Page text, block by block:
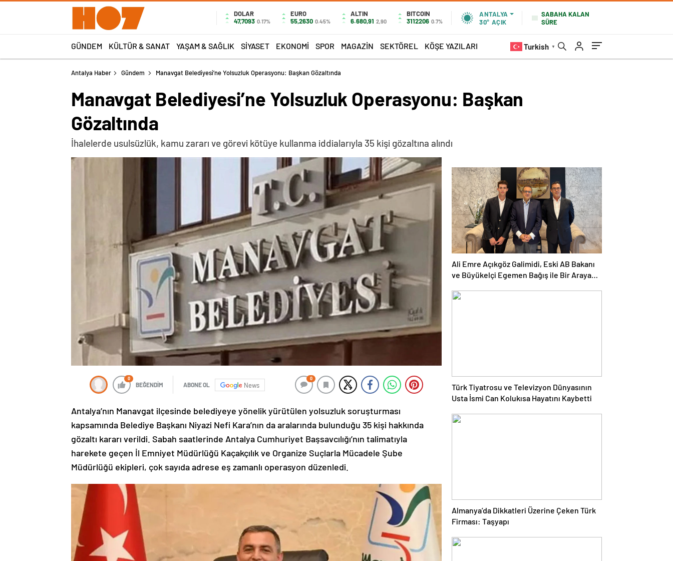
DOLAR
47,7093 0.17%
EURO
55,2630 0.45%
ALTIN
6.680,91 2,90
BITCOIN
3112206 0.7%
ANTALYA
30° AÇIK
SABAHA KALAN
SÜRE
GÜNDEM KÜLTÜR & SANAT YAŞAM & SAĞLIK SIYASET EKONOMI SPOR MAGAZIN SEKTÖREL KÖŞE YAZILARI Turkish ▼
Antalya Haber Gündem Manavgat Belediyesi’ne Yolsuzluk Operasyonu: Başkan Gözaltında
Manavgat Belediyesi’ne Yolsuzluk Operasyonu: Başkan
Gözaltında
İhalelerde usulsüzlük, kamu zararı ve görevi kötüye kullanma iddialarıyla 35 kişi gözaltına alındı
0
BEĞENDİM ABONE OL News
0
Antalya’nın Manavgat ilçesinde belediyeye yönelik yürütülen yolsuzluk soruşturması
kapsamında Belediye Başkanı Niyazi Nefi Kara’nın da aralarında bulunduğu 35 kişi hakkında
gözaltı kararı verildi. Sabah saatlerinde Antalya Cumhuriyet Başsavcılığı’nın talimatıyla
harekete geçen İl Emniyet Müdürlüğü Kaçakçılık ve Organize Suçlarla Mücadele Şube
Müdürlüğü ekipleri, çok sayıda adrese eş zamanlı operasyon düzenledi.
Ali Emre Açıkgöz Galimidi, Eski AB Bakanı
ve Büyükelçi Egemen Bağış ile Bir Araya
Türk Tiyatrosu ve Televizyon Dünyasının
Usta İsmi Can Kolukısa Hayatını Kaybetti
Almanya’da Dikkatleri Üzerine Çeken Türk
Firması: Taşyapı